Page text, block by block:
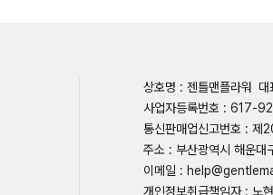
상호명 : 젠틀맨플라워 대
사업자등록번호 : 617-
통신판매업신고번호 :
주소 : 부산광역시 해운
이메일 :
개인정보취급책임자 : 노